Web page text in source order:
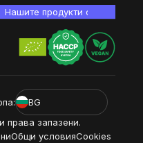
Нашите продукти са
BG
права запазени.
Общи условияCookies